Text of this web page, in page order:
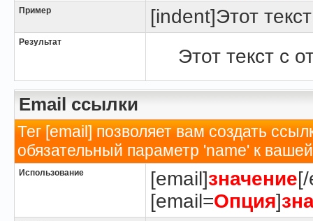
Пример [indent]Этот
Результат
Этот текст с
Email ссылки
Тег [email] позволяет вам создать
обязательный параметр 'name' к
Использование [email]значение
[email=Опция]